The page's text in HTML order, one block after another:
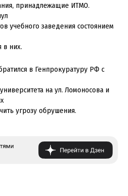
принадлежащие ИТМО.
учебного заведения состоянием
в них.
в Генпрокуратуру РФ с
на ул. Ломоносова и
угрозу обрушения.